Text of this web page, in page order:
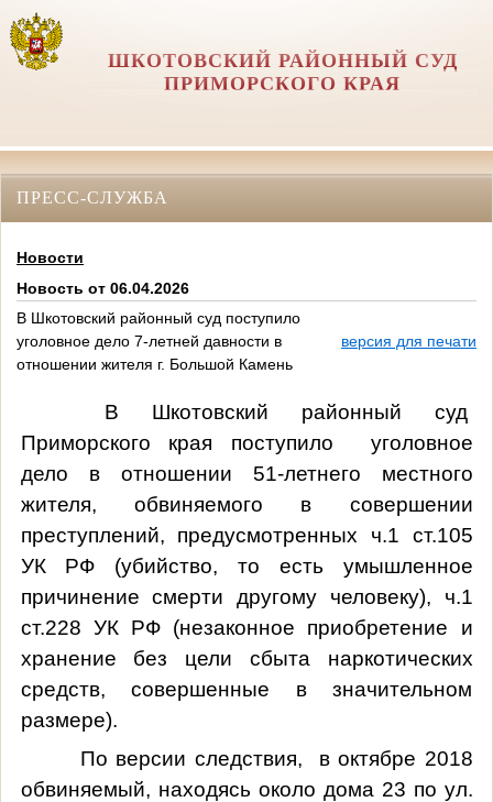
ШКОТОВСКИЙ РАЙОННЫЙ СУД
ПРИМОРСКОГО КРАЯ
ПРЕСС-СЛУЖБА
Новости
Новость от 06.04.2026
В Шкотовский районный суд поступило
уголовное дело 7-летней давности в
отношении жителя г. Большой Камень
версия для печати
В Шкотовский районный суд
Приморского края поступило
уголовное
дело в отношении 51-летнего местного
жителя, обвиняемого в совершении
преступлений, предусмотренных ч.1 ст.105
УК РФ (убийство, то есть умышленное
причинение смерти другому человеку), ч.1
ст.228 УК РФ (незаконное приобретение и
хранение без цели сбыта наркотических
средств, совершенные в значительном
размере).
По версии следствия,
в октябре 2018
обвиняемый, находясь около дома 23 по ул.